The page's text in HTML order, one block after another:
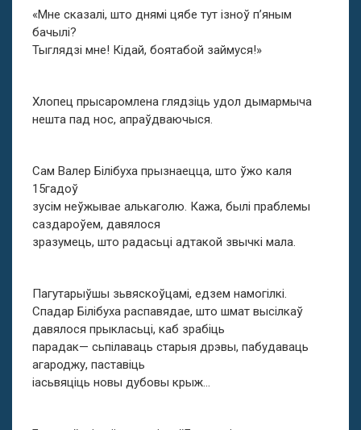
«Мне сказалі, што днямі цябе тут ізноў п’яным
бачылі?
Тыглядзі мне! Кідай, боятабой займуся!»
Хлопец прысаромлена глядзіць удол дымармыча
нешта пад нос, апраўдваючыся.
Сам Валер Білібуха прызнаецца, што ўжо каля
15гадоў
зусім неўжывае алькаголю. Кажа, былі праблемы
саздароўем, давялося
зразумець, што радасьці адтакой звычкі мала.
Пагутарыўшы зьвяскоўцамі, едзем намогілкі.
Спадар Білібуха распавядае, што шмат высілкаў
давялося прыкласьці, каб зрабіць
парадак— сьпілаваць старыя дрэвы, пабудаваць
агароджу, паставіць
іасьвяціць новы дубовы крыж…